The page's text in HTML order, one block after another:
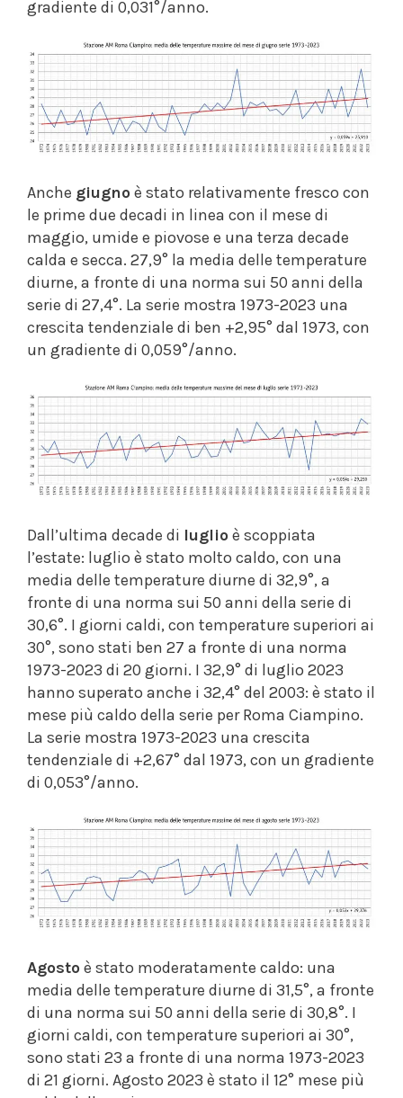
gradiente di 0,031°/anno.
Anche giugno è stato relativamente fresco con
le prime due decadi in linea con il mese di
maggio, umide e piovose e una terza decade
calda e secca. 27,9° la media delle temperature
diurne, a fronte di una norma sui 50 anni della
serie di 27,4°. La serie mostra 1973-2023 una
crescita tendenziale di ben +2,95° dal 1973, con
un gradiente di 0,059°/anno.
Dall’ultima decade di luglio è scoppiata
l’estate: luglio è stato molto caldo, con una
media delle temperature diurne di 32,9°, a
fronte di una norma sui 50 anni della serie di
30,6°. I giorni caldi, con temperature superiori ai
30°, sono stati ben 27 a fronte di una norma
1973-2023 di 20 giorni. I 32,9° di luglio 2023
hanno superato anche i 32,4° del 2003: è stato il
mese più caldo della serie per Roma Ciampino.
La serie mostra 1973-2023 una crescita
tendenziale di +2,67° dal 1973, con un gradiente
di 0,053°/anno.
Agosto è stato moderatamente caldo: una
media delle temperature diurne di 31,5°, a fronte
di una norma sui 50 anni della serie di 30,8°. I
giorni caldi, con temperature superiori ai 30°,
sono stati 23 a fronte di una norma 1973-2023
di 21 giorni. Agosto 2023 è stato il 12° mese più